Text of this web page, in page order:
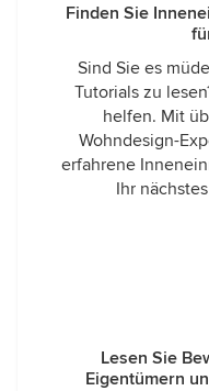
Finden Sie
Sind Sie es
Tutorials zu
helfen. Mit
Wohndesign-
erfahrene
Ihr
Lesen Sie
Eigentümern